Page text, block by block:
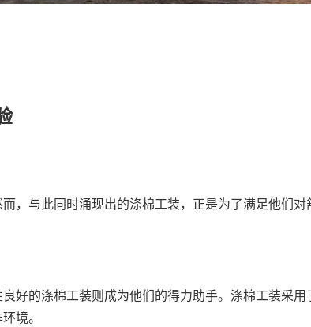
与此同时涌现出的涤棉工装，正是为了满足他们
的涤棉工装则成为他们的得力助手。涤棉工装采
境。